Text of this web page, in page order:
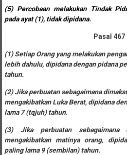
Bandung,
Riau,
Pekanbaru,
Bengkulu,
Mukomuko,
Gunung
Kidul,
(5) Percobaan melakukan Tindak
pada ayat (1), tidak dipidana.
Pasal 467
(1) Setiap Orang yang melakukan
lebih dahulu, dipidana dengan pidana
tahun.
(2) Jika perbuatan sebagaimana
mengakibatkan Luka Berat, dipidana
lama 7 (tqjuh) tahun.
(3) Jika perbuatan
mengakibatkan matinya orang,
paling lama 9 (sembilan) tahun.